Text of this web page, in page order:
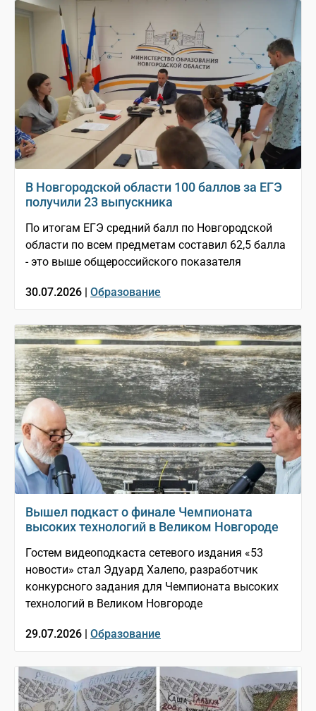
В Новгородской области 100 баллов за ЕГЭ
получили 23 выпускника
По итогам ЕГЭ средний балл по Новгородской
области по всем предметам составил 62,5 балла
- это выше общероссийского показателя
30.07.2026 | Образование
Вышел подкаст о финале Чемпионата
высоких технологий в Великом Новгороде
Гостем видеоподкаста сетевого издания «53
новости» стал Эдуард Халепо, разработчик
конкурсного задания для Чемпионата высоких
технологий в Великом Новгороде
29.07.2026 | Образование